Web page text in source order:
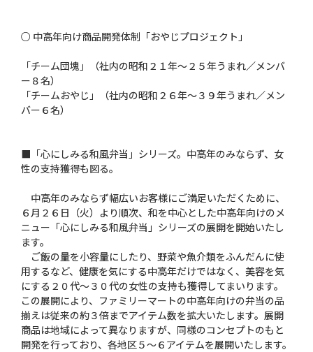
○ 中高年向け商品開発体制「おやじプロジェクト」
「チーム団塊」（社内の昭和２１年〜２５年うまれ／メンバ
ー８名）
「チームおやじ」（社内の昭和２６年〜３９年うまれ／メン
バー６名）
■「心にしみる和風弁当」シリーズ。中高年のみならず、女
性の支持獲得も図る。
中高年のみならず幅広いお客様にご満足いただくために、
６月２６日（火）より順次、和を中心とした中高年向けのメ
ニュー「心にしみる和風弁当」シリーズの展開を開始いたし
ます。
ご飯の量を小容量にしたり、野菜や魚介類をふんだんに使
用するなど、健康を気にする中高年だけではなく、美容を気
にする２０代〜３０代の女性の支持も獲得してまいります。
この展開により、ファミリーマートの中高年向けの弁当の品
揃えは従来の約３倍までアイテム数を拡大いたします。展開
商品は地域によって異なりますが、同様のコンセプトのもと
開発を行っており、各地区５〜６アイテムを展開いたします。